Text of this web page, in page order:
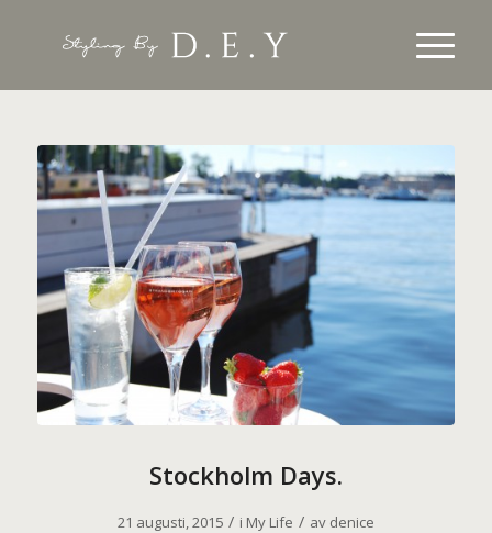
Stockholm Days.
21 augusti, 2015 / i My Life / av denice